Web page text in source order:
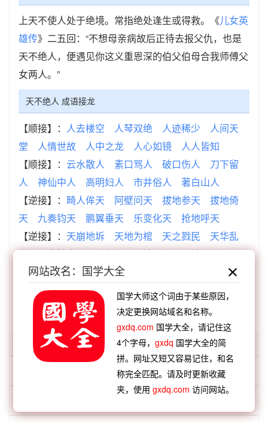
上天不使人处于绝境。常指绝处逢生或得救。《儿女英
雄传》二五回：“不想母亲病故后正待去报父仇，也是
天不绝人，便遇见你这义重恩深的伯父伯母合我师傅父
女两人。”
天不绝人 成语接龙
【顺接】： 人去楼空 人琴双绝 人迹稀少
人间天
堂
人情世故 人中之龙 人心如镜
人人皆知
【顺接】： 云水散人 素口骂人 破口伤人
刀下留
人
神仙中人 高明妇人 市井俗人
著白山人
【逆接】： 畸人侔天 阿壁问天 拔地参天
拔地倚
天
九奏钧天 鹏翼垂天 乐变化天
抢地呼天
【逆接】： 天崩地坼 天地为棺 天之戮民
天华乱
坠
天曹地府 天堑长江 天地悬隔 天策上将
查看：
「天不绝人」的典故、天不绝人成语故事
查看：「天不绝人」在《汉语词典》的解释
「天不」开头的词语:
网站改名：国学大全
国学大师这个词由于某些原因，
决定更换网站域名和名称。
gxdq.com 国学大全，请记住这
4个字母，gxdq 国学大全的简
拼。网址又短又容易记住，和名
称完全匹配。请及时更新收藏
夹，使用gxdq.com 访问网站。